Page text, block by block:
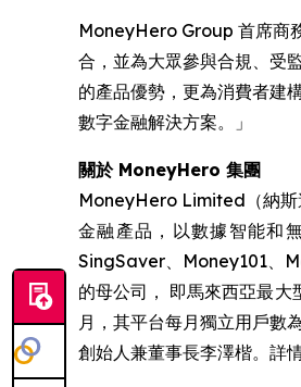
MoneyHero Group 首席商
合，並為大眾參與合規、受
的產品優勢，更為消費者建
數字金融解決方案。」
關於 MoneyHero 集團
MoneyHero Limited（納斯
金融產品，以數據智能和
SingSaver、Money101、
的母公司， 即馬來西亞最
月，其平台每月獨立用戶
創始人兼董事長李澤楷。詳